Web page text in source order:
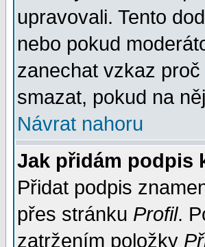
upravovali. Tento
nebo pokud
zanechat vzkaz
smazat, pokud na
Návrat nahoru
Jak přidám podpis
Přidat podpis
přes stránku Profil.
zatržením položky